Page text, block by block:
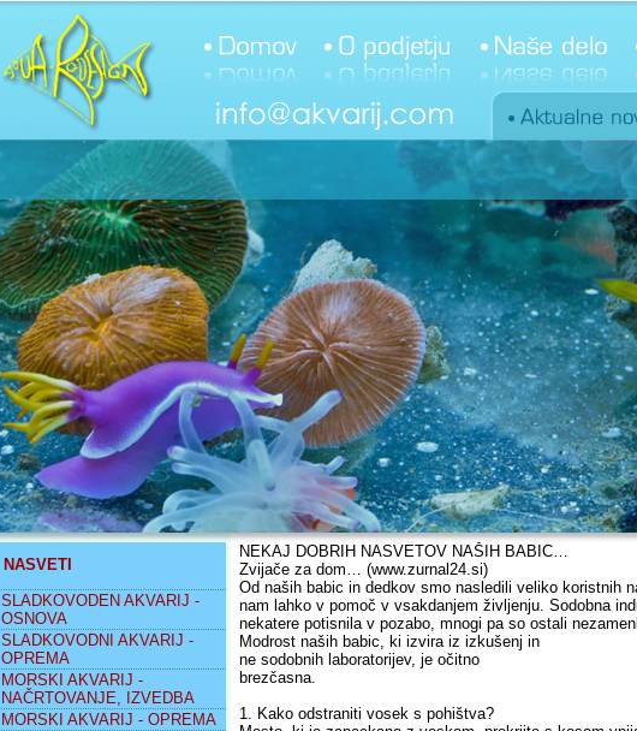
NASVETI
SLADKOVODEN AKVARIJ -
OSNOVA
SLADKOVODNI AKVARIJ -
OPREMA
MORSKI AKVARIJ -
NAČRTOVANJE, IZVEDBA
MORSKI AKVARIJ - OPREMA
NEKAJ DOBRIH NASVETOV NAŠIH BABIC…
Zvijače za dom… (www.zurnal24.si)
Od naših babic in dedkov smo nasledili veliko koristnih
nam lahko v pomoč v vsakdanjem življenju. Sodobna
nekatere potisnila v pozabo, mnogi pa so ostali
Modrost naših babic, ki izvira iz izkušenj in
ne sodobnih laboratorijev, je očitno
brezčasna.
1. Kako odstraniti vosek s pohištva?